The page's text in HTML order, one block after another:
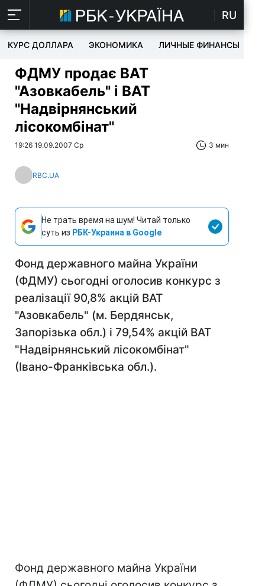
RU
КУРС ДОЛЛАРА ЭКОНОМИКА ЛИЧНЫЕ ФИНАНСЫ
ФДМУ продає ВАТ
"Азовкабель" і ВАТ
"Надвірнянський
лісокомбінат"
19:26 19.09.2007 Ср 3 мин
RBC.UA
Не трать время на шум! Читай только
суть из РБК-Украина в Google
Фонд державного майна України
(ФДМУ) сьогодні оголосив конкурс з
реалізації 90,8% акцій ВАТ
"Азовкабель" (м. Бердянськ,
Запорізька обл.) і 79,54% акцій ВАТ
"Надвірнянський лісокомбінат"
(Івано-Франківська обл.).
Фонд державного майна України